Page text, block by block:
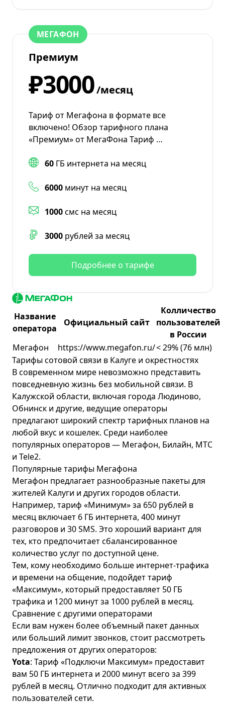
МЕГАФОН
Премиум
₽3000/месяц
Тариф от Мегафона в формате все
включено! Обзор тарифного плана
«Премиум» от МегаФона Тариф …
60 ГБ интернета на месяц
6000 минут на месяц
1000смс на месяц
3000 рублей за месяц
Подробнее о тарифе
Название
оператора
Официальный сайт
Колличество
пользователей
в России
Мегафон
https://www.megafon.ru/< 29% (76 млн)
Тарифы сотовой связи в Калуге и окрестностях
В современном мире невозможно представить
повседневную жизнь без мобильной связи. В
Калужской области, включая города Людиново,
Обнинск и другие, ведущие операторы
предлагают широкий спектр тарифных планов на
любой вкус и кошелек. Среди наиболее
популярных операторов — Мегафон, Билайн, МТС
и Tele2.
Популярные тарифы Мегафона
Мегафон предлагает разнообразные пакеты для
жителей Калуги и других городов области.
Например, тариф «Минимум»за 650 рублей в
месяц включает 6 ГБ интернета, 400 минут
разговоров и 30 SMS. Это хороший вариант для
тех, кто предпочитает сбалансированное
количество услуг по доступной цене.
Тем, кому необходимо больше интернет-трафика
и времени на общение, подойдет тариф
«Максимум», который предоставляет 50 ГБ
трафика и 1200 минут за 1000 рублей в месяц.
Сравнение с другими операторами
Если вам нужен более объемный пакет данных
или больший лимит звонков, стоит рассмотреть
предложения от других операторов:
Yota: Тариф «Подключи Максимум» предоставит
вам 50 ГБ интернета и 2000 минут всего за 399
рублей в месяц. Отлично подходит для активных
пользователей сети.